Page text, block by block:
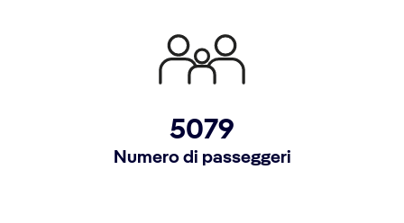
5079
Numero di passeggeri